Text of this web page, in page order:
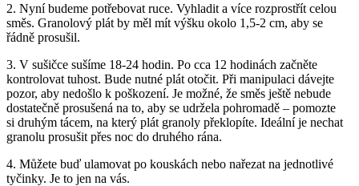
2. Nyní budeme potřebovat ruce. Vyhladit a více rozprostřít celou
směs. Granolový plát by měl mít výšku okolo 1,5-2 cm, aby se
řádně prosušil.
3. V sušičce sušíme 18-24 hodin. Po cca 12 hodinách začněte
kontrolovat tuhost. Bude nutné plát otočit. Při manipulaci dávejte
pozor, aby nedošlo k poškození. Je možné, že směs ještě nebude
dostatečně prosušená na to, aby se udržela pohromadě – pomozte
si druhým tácem, na který plát granoly překlopíte. Ideální je nechat
granolu prosušit přes noc do druhého rána.
4. Můžete buď ulamovat po kouskách nebo nařezat na jednotlivé
tyčinky. Je to jen na vás.